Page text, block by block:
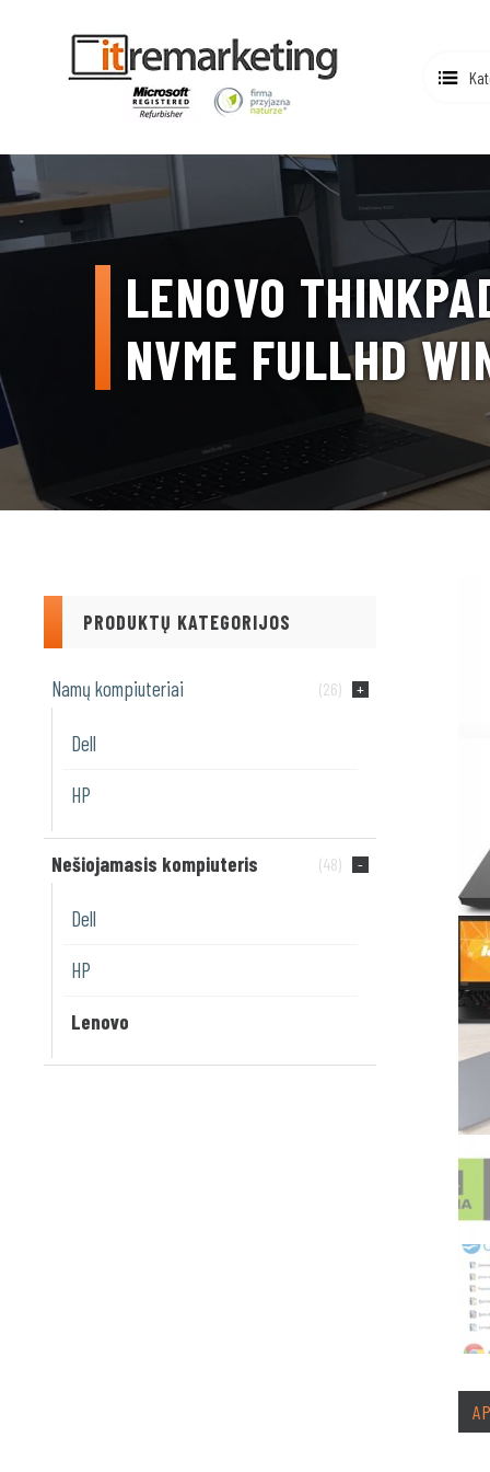
LENOVO
NVME FULLHD
PRODUKTŲ KATEGORIJOS
Namų kompiuteriai (26)
Dell
HP
Nešiojamasis kompiuteris (48)
Dell
HP
Lenovo